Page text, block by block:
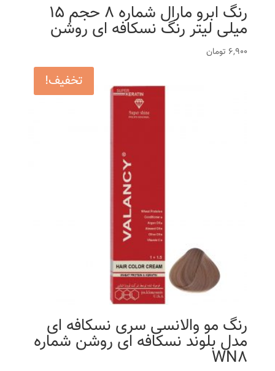
رنگ ابرو مارال شماره 8 حجم 15
میلی لیتر رنگ نسکافه ای روشن
6,900 تومان
تخفیف!
رنگ مو والانسی سری نسکافه ای
مدل بلوند نسکافه ای روشن شماره
WN8